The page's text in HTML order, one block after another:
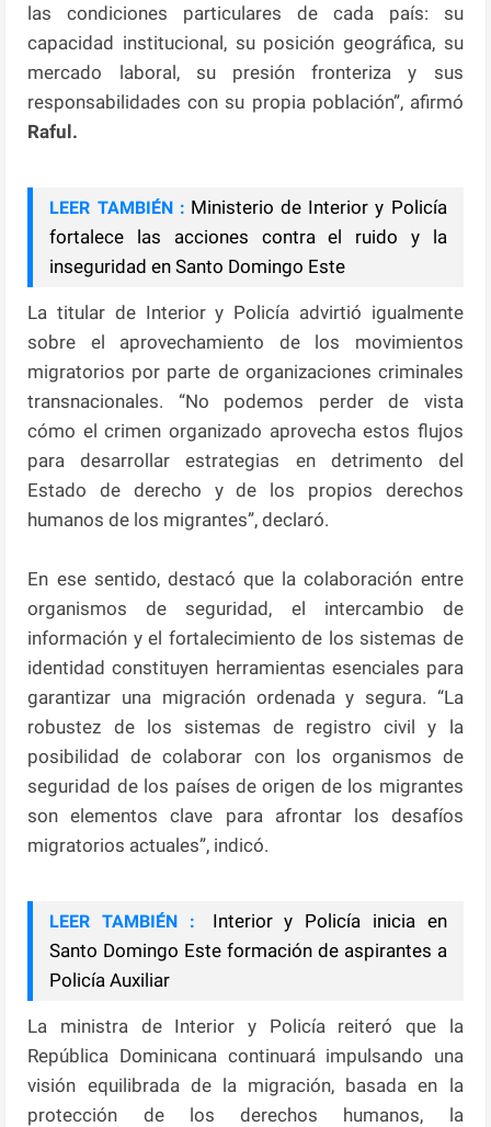
las condiciones particulares de cada país: su
capacidad institucional, su posición geográfica, su
mercado laboral, su presión fronteriza y sus
responsabilidades con su propia población”, afirmó
Raful.
LEER TAMBIÉN : Ministerio de Interior y Policía
fortalece las acciones contra el ruido y la
inseguridad en Santo Domingo Este
La titular de Interior y Policía advirtió igualmente
sobre el aprovechamiento de los movimientos
migratorios por parte de organizaciones criminales
transnacionales. “No podemos perder de vista
cómo el crimen organizado aprovecha estos flujos
para desarrollar estrategias en detrimento del
Estado de derecho y de los propios derechos
humanos de los migrantes”, declaró.
En ese sentido, destacó que la colaboración entre
organismos de seguridad, el intercambio de
información y el fortalecimiento de los sistemas de
identidad constituyen herramientas esenciales para
garantizar una migración ordenada y segura. “La
robustez de los sistemas de registro civil y la
posibilidad de colaborar con los organismos de
seguridad de los países de origen de los migrantes
son elementos clave para afrontar los desafíos
migratorios actuales”, indicó.
LEER TAMBIÉN :
Interior y Policía inicia en
Santo Domingo Este formación de aspirantes a
Policía Auxiliar
La ministra de Interior y Policía reiteró que la
República Dominicana continuará impulsando una
visión equilibrada de la migración, basada en la
protección de los derechos humanos, la